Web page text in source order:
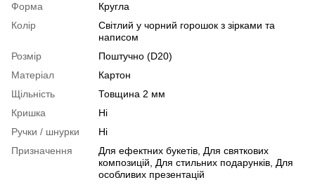
Форма
Кругла
Колір
Світлий у чорний горошок з зірками та
написом
Розмір
Поштучно (D20)
Матеріал
Картон
Щільність
Товщина 2 мм
Кришка
Ні
Ручки / шнурки
Ні
Призначення
Для ефектних букетів, Для святкових
композицій, Для стильних подарунків, Для
особливих презентацій